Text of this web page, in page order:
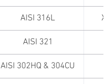
AISI 316L
AISI 321
AISI 302HQ & 304CU